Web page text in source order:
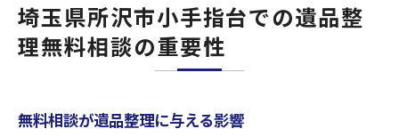
地域密着型サービスが持つメリット
専門家による無料相談が提供する安心感
遺品整理専門家による心の整理とサポート
埼玉県所沢市小手指台での遺品整
理無料相談の重要性
無料相談が遺品整理に与える影響